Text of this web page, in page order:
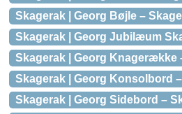
Skagerak | Georg Bøjle –
Skagerak | Georg Jubilæum
Skagerak | Georg Knagerække
Skagerak | Georg Konsolbord
Skagerak | Georg Sidebord –